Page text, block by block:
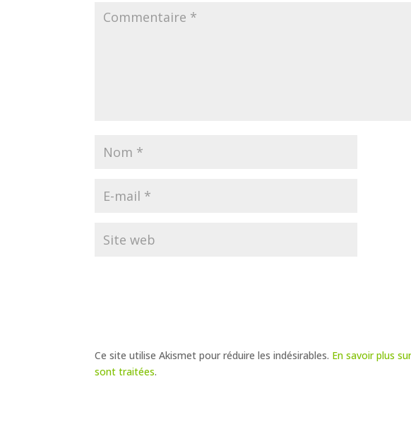
Ce site utilise Akismet pour réduire les indésirables. En savoir plus
sont traitées.